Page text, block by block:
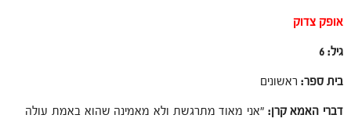
אופק צדוק
גיל: 6
בית ספר: ראשונים
דברי האמא קרן: "אני מאוד מתרגשת ולא מאמינה שהוא באמת עולה